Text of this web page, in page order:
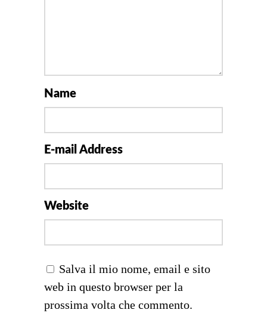
Name
E-mail Address
Website
Salva il mio nome, email e sito
web in questo browser per la
prossima volta che commento.